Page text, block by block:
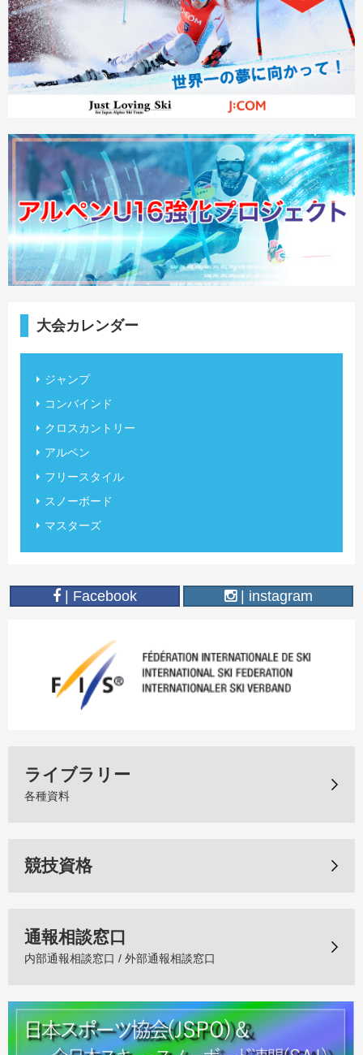
大会カレンダー
ジャンプ
コンバインド
クロスカントリー
アルペン
フリースタイル
スノーボード
マスターズ
| Facebook | instagram
ライブラリー
各種資料
競技資格
通報相談窓口
内部通報相談窓口 / 外部通報相談窓口